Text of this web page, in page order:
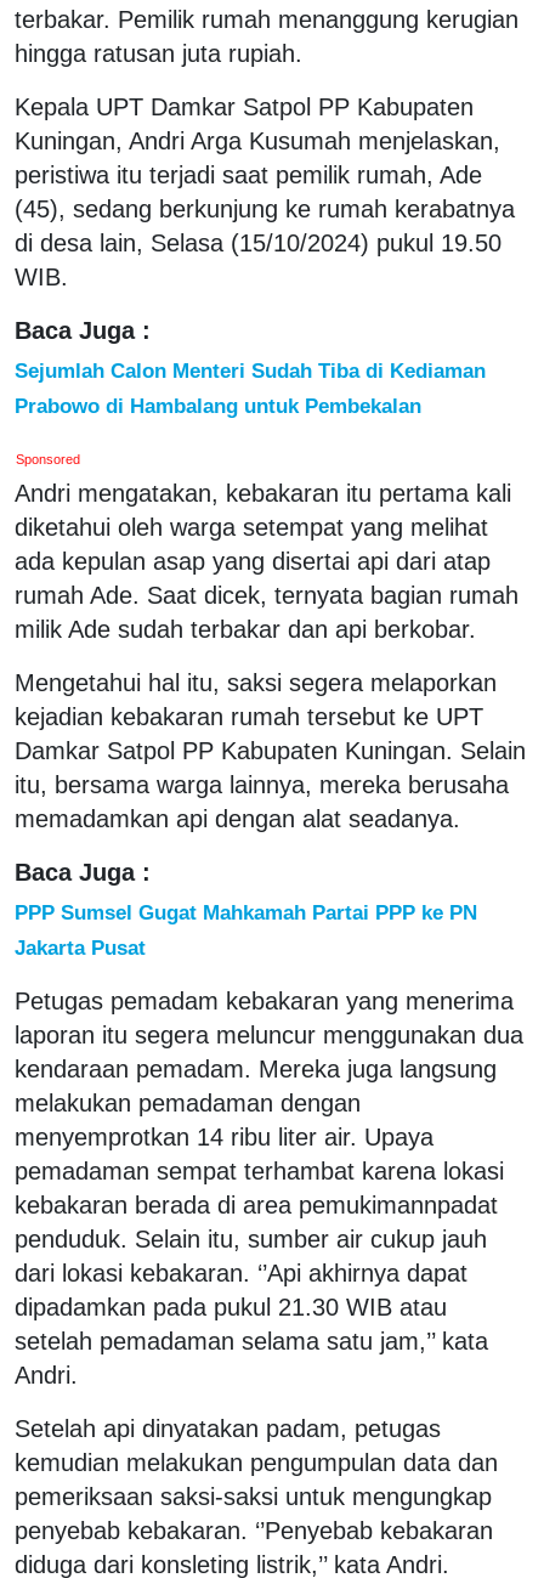
terbakar. Pemilik rumah menanggung kerugian
hingga ratusan juta rupiah.
Kepala UPT Damkar Satpol PP Kabupaten
Kuningan, Andri Arga Kusumah menjelaskan,
peristiwa itu terjadi saat pemilik rumah, Ade
(45), sedang berkunjung ke rumah kerabatnya
di desa lain, Selasa (15/10/2024) pukul 19.50
WIB.
Baca Juga :
Sejumlah Calon Menteri Sudah Tiba di Kediaman
Prabowo di Hambalang untuk Pembekalan
Sponsored
Andri mengatakan, kebakaran itu pertama kali
diketahui oleh warga setempat yang melihat
ada kepulan asap yang disertai api dari atap
rumah Ade. Saat dicek, ternyata bagian rumah
milik Ade sudah terbakar dan api berkobar.
Mengetahui hal itu, saksi segera melaporkan
kejadian kebakaran rumah tersebut ke UPT
Damkar Satpol PP Kabupaten Kuningan. Selain
itu, bersama warga lainnya, mereka berusaha
memadamkan api dengan alat seadanya.
Baca Juga :
PPP Sumsel Gugat Mahkamah Partai PPP ke PN
Jakarta Pusat
Petugas pemadam kebakaran yang menerima
laporan itu segera meluncur menggunakan dua
kendaraan pemadam. Mereka juga langsung
melakukan pemadaman dengan
menyemprotkan 14 ribu liter air. Upaya
pemadaman sempat terhambat karena lokasi
kebakaran berada di area pemukimannpadat
penduduk. Selain itu, sumber air cukup jauh
dari lokasi kebakaran. ‘’Api akhirnya dapat
dipadamkan pada pukul 21.30 WIB atau
setelah pemadaman selama satu jam,’’ kata
Andri.
Setelah api dinyatakan padam, petugas
kemudian melakukan pengumpulan data dan
pemeriksaan saksi-saksi untuk mengungkap
penyebab kebakaran. ‘’Penyebab kebakaran
diduga dari konsleting listrik,’’ kata Andri.